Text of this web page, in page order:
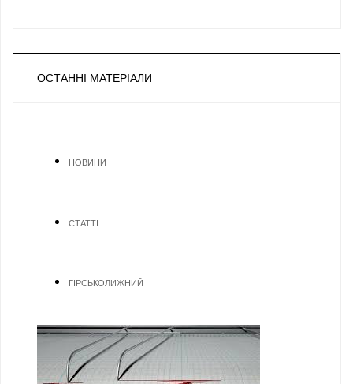
ОСТАННІ МАТЕРІАЛИ
НОВИНИ
СТАТТІ
ГІРСЬКОЛИЖНИЙ